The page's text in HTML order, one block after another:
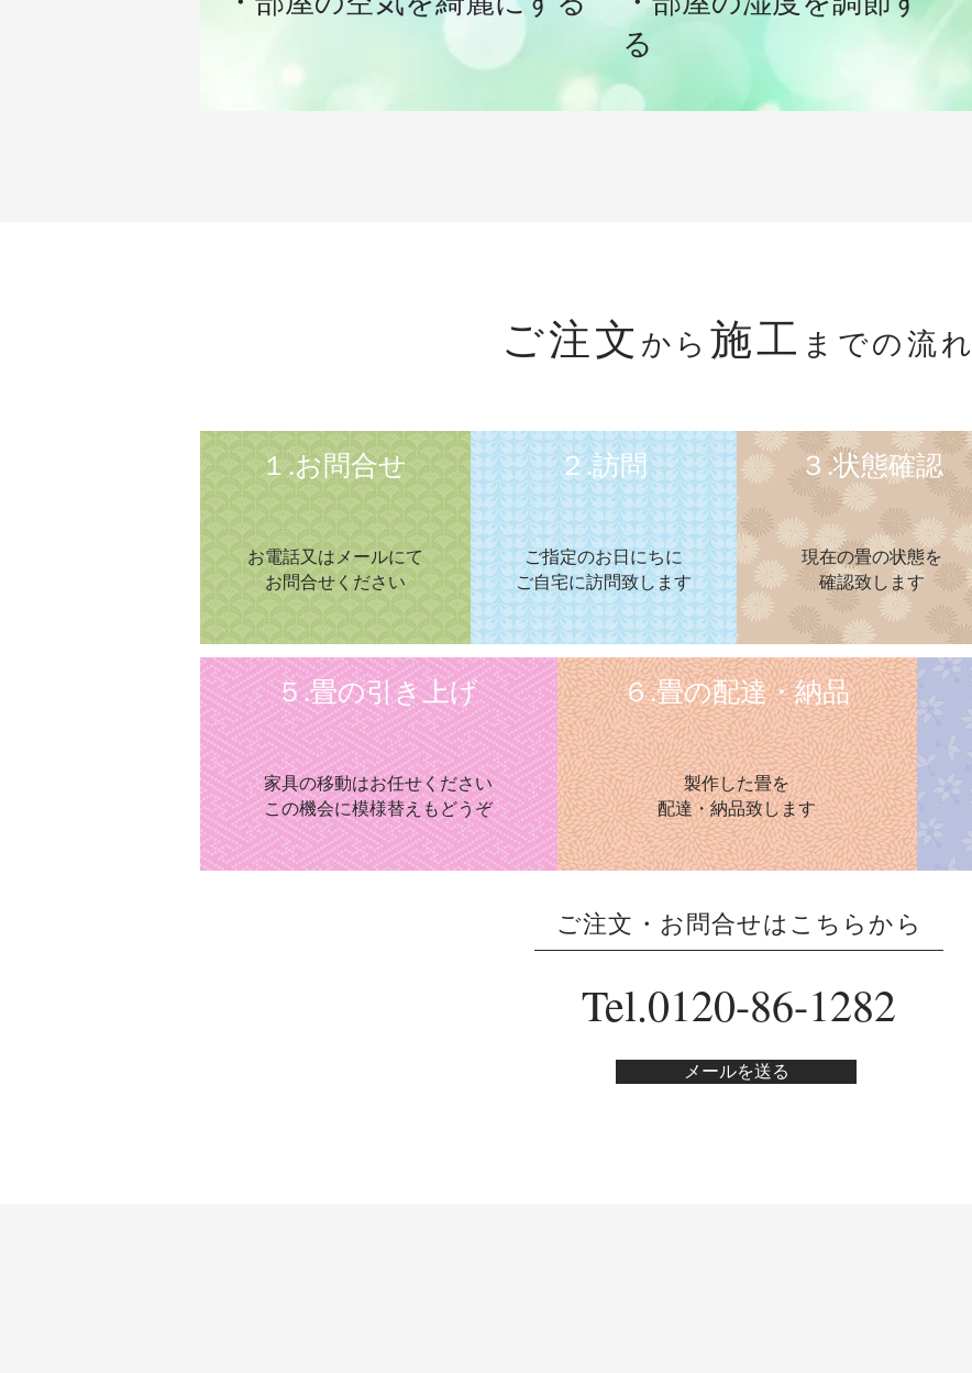
る
ご注文 から 施工 までの流れ
１.お問合せ
お電話又はメールにて
お問合せください
２.訪問
ご指定のお日にちに
ご自宅に訪問致します
３.状態確認
現在の畳の状態を
確認致します
５.畳の引き上げ
家具の移動はお任せください
この機会に模様替えもどうぞ
６.畳の配達・納品
製作した畳を
​配達・納品致します
ご注文・お問合せはこちらから
Tel.0120-86-1282
メールを送る